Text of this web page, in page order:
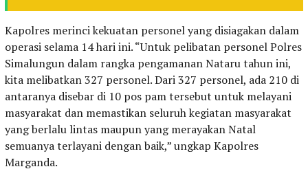
Kapolres merinci kekuatan personel yang disiagakan dalam
operasi selama 14 hari ini. “Untuk pelibatan personel Polres
Simalungun dalam rangka pengamanan Nataru tahun ini,
kita melibatkan 327 personel. Dari 327 personel, ada 210 di
antaranya disebar di 10 pos pam tersebut untuk melayani
masyarakat dan memastikan seluruh kegiatan masyarakat
yang berlalu lintas maupun yang merayakan Natal
semuanya terlayani dengan baik,” ungkap Kapolres
Marganda.